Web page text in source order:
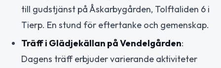
till gudstjänst på Åskarbygården, Tolftaliden 6 i
Tierp. En stund för eftertanke och gemenskap.
Träff i Glädjekällan på Vendelgården:
Dagens träff erbjuder varierande aktiviteter